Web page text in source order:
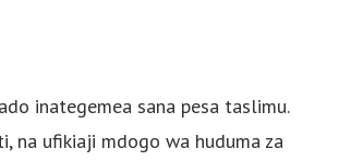
inategemea sana pesa taslimu.
na ufikiaji mdogo wa huduma za